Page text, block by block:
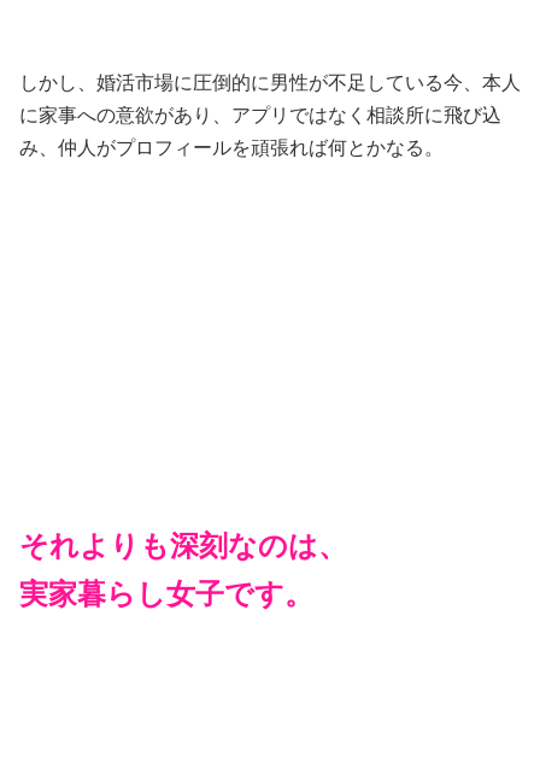
しかし、婚活市場に圧倒的に男性が不足している今、本人
に家事への意欲があり、アプリではなく相談所に飛び込
み、仲人がプロフィールを頑張れば何とかなる。
それよりも深刻なのは、
実家暮らし女子です。